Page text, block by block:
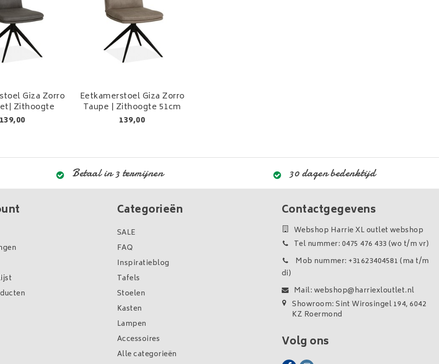
Giza Zorro
Zithoogte
51cm
139,00
Eetkamerstoel Giza Zorro
Taupe | Zithoogte 51cm
139,00
Betaal in 3 termijnen 30 dagen bedenktijd
Categorieën
SALE
FAQ
Inspiratieblog
Tafels
Stoelen
Kasten
Lampen
Accessoires
Alle categorieën
Contactgegevens
Webshop Harrie XL outlet webshop
Tel nummer: 0475 476 433 (wo t/m vr)
Mob nummer: +31623404581 (ma t/m
di)
Mail: webshop@harriexloutlet.nl
Showroom: Sint Wirosingel 194, 6042
KZ Roermond
Volg ons